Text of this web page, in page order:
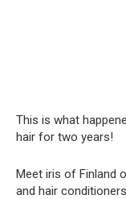
This is what
hair for two years!
Meet iris of Finland
and hair